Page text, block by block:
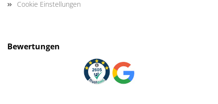
Cookie Einstellungen
Bewertungen